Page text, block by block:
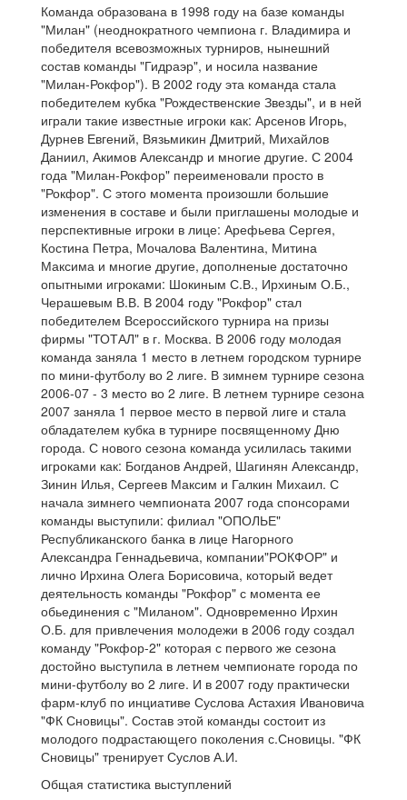
Команда образована в 1998 году на базе команды
"Милан" (неоднократного чемпиона г. Владимира и
победителя всевозможных турниров, нынешний
состав команды "Гидраэр", и носила название
"Милан-Рокфор"). В 2002 году эта команда стала
победителем кубка "Рождественские Звезды", и в ней
играли такие известные игроки как: Арсенов Игорь,
Дурнев Евгений, Вязьмикин Дмитрий, Михайлов
Даниил, Акимов Александр и многие другие. С 2004
года "Милан-Рокфор" переименовали просто в
"Рокфор". С этого момента произошли большие
изменения в составе и были приглашены молодые и
перспективные игроки в лице: Арефьева Сергея,
Костина Петра, Мочалова Валентина, Митина
Максима и многие другие, дополненые достаточно
опытными игроками: Шокиным С.В., Ирхиным О.Б.,
Черашевым В.В. В 2004 году "Рокфор" стал
победителем Всероссийского турнира на призы
фирмы "ТОТАЛ" в г. Москва. В 2006 году молодая
команда заняла 1 место в летнем городском турнире
по мини-футболу во 2 лиге. В зимнем турнире сезона
2006-07 - 3 место во 2 лиге. В летнем турнире сезона
2007 заняла 1 первое место в первой лиге и стала
обладателем кубка в турнире посвященному Дню
города. С нового сезона команда усилилась такими
игроками как: Богданов Андрей, Шагинян Александр,
Зинин Илья, Сергеев Максим и Галкин Михаил. С
начала зимнего чемпионата 2007 года спонсорами
команды выступили: филиал "ОПОЛЬЕ"
Республиканского банка в лице Нагорного
Александра Геннадьевича, компании"РОКФОР" и
лично Ирхина Олега Борисовича, который ведет
деятельность команды "Рокфор" с момента ее
обьединения с "Миланом". Одновременно Ирхин
О.Б. для привлечения молодежи в 2006 году создал
команду "Рокфор-2" которая с первого же сезона
достойно выступила в летнем чемпионате города по
мини-футболу во 2 лиге. И в 2007 году практически
фарм-клуб по инциативе Суслова Астахия Ивановича
"ФК Сновицы". Состав этой команды состоит из
молодого подрастающего поколения с.Сновицы. "ФК
Сновицы" тренирует Суслов А.И.
Общая статистика выступлений